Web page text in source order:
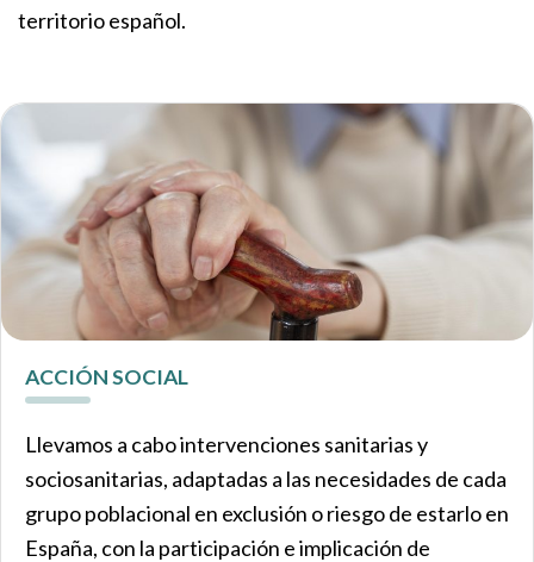
territorio español.
ACCIÓN SOCIAL
Llevamos a cabo intervenciones sanitarias y
sociosanitarias, adaptadas a las necesidades de cada
grupo poblacional en exclusión o riesgo de estarlo en
España, con la participación e implicación de